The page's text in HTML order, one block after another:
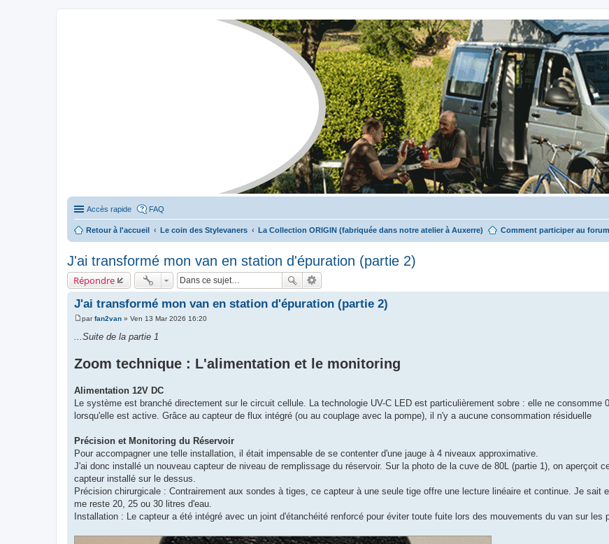
Stylevan - Vans aménagés
Accès rapide FAQ
Retour à l'accueil Le coin des Stylevaners La Collection ORIGIN (fabriquée dans notre atelier à Auxerre) Comment participer au
J'ai transformé mon van en station d'épuration (partie 2)
Répondre
J'ai transformé mon van en station d'épuration (partie 2)
M
e
s
a
g
parfan2van » Ven 13 Mar 2026 16:20
...Suite de la partie 1
Zoom technique : L'alimentation et le monitoring
Alimentation 12V DC
Le système est branché directement sur le circuit cellule. La technologie UV-C LED est particulièrement sobre : elle ne consomme
lorsqu'elle est active. Grâce au capteur de flux intégré (ou au couplage avec la pompe), il n'y a aucune consommation résiduelle
Précision et Monitoring du Réservoir
Pour accompagner une telle installation, il était impensable de se contenter d'une jauge à 4 niveaux approximative.
J'ai donc installé un nouveau capteur de niveau de remplissage du réservoir. Sur la photo de la cuve de 80L (partie 1), on aperçoit
capteur installé sur le dessus.
Précision chirurgicale : Contrairement aux sondes à tiges, ce capteur à une seule tige offre une lecture linéaire et continue. Je sait
me reste 20, 25 ou 30 litres d'eau.
Installation : Le capteur a été intégré avec un joint d'étanchéité renforcé pour éviter toute fuite lors des mouvements du van sur les